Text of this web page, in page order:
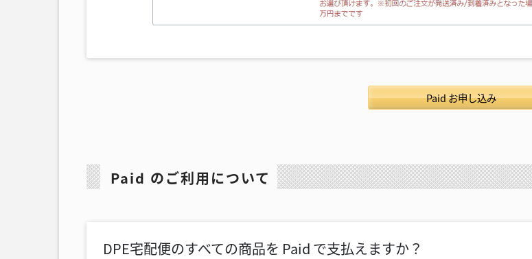
Paid お申し込み
Paid のご利用について
DPE宅配便のすべての商品を Paid で支払えますか？